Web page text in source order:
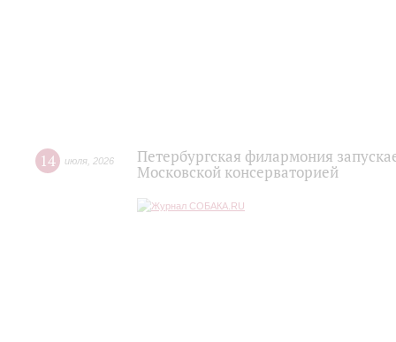
14 июля 2026
Петербургская филармония
Московской консерваторией